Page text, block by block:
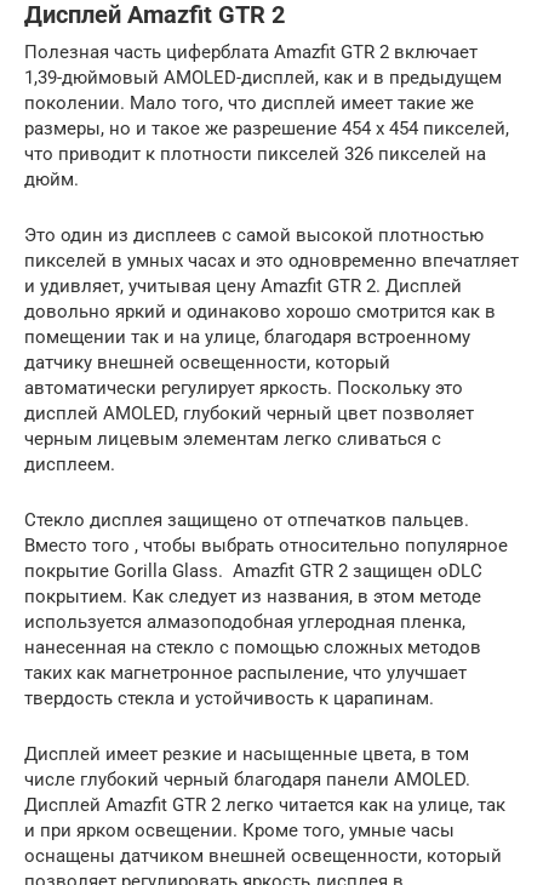
Дисплей Amazfit GTR 2
Полезная часть циферблата Amazfit GTR 2 включает
1,39-дюймовый AMOLED-дисплей, как и в предыдущем
поколении. Мало того, что дисплей имеет такие же
размеры, но и такое же разрешение 454 x 454 пикселей,
что приводит к плотности пикселей 326 пикселей на
дюйм.
Это один из дисплеев с самой высокой плотностью
пикселей в умных часах и это одновременно впечатляет
и удивляет, учитывая цену Amazfit GTR 2. Дисплей
довольно яркий и одинаково хорошо смотрится как в
помещении так и на улице, благодаря встроенному
датчику внешней освещенности, который
автоматически регулирует яркость. Поскольку это
дисплей AMOLED, глубокий черный цвет позволяет
черным лицевым элементам легко сливаться с
дисплеем.
Стекло дисплея защищено от отпечатков пальцев.
Вместо того , чтобы выбрать относительно популярное
покрытие Gorilla Glass. Amazfit GTR 2 защищен oDLC
покрытием. Как следует из названия, в этом методе
используется алмазоподобная углеродная пленка,
нанесенная на стекло с помощью сложных методов
таких как магнетронное распыление, что улучшает
твердость стекла и устойчивость к царапинам.
Дисплей имеет резкие и насыщенные цвета, в том
числе глубокий черный благодаря панели AMOLED.
Дисплей Amazfit GTR 2 легко читается как на улице, так
и при ярком освещении. Кроме того, умные часы
оснащены датчиком внешней освещенности, который